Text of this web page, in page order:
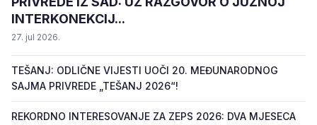
INTERKONEKCIJ...
27. jul 2026.
TEŠANJ: ODLIČNE VIJESTI UOČI 20. MEĐUNARODNOG
SAJMA PRIVREDE „TEŠANJ 2026“!
REKORDNO INTERESOVANJE ZA ZEPS 2026: DVA MJESECA